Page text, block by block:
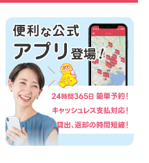
2026年08月08日
定!!夏季特別キャンペーン
川県 横浜弥生台店
100円レンタカー 横浜弥生台
2026年08月08日
お盆休みご連絡 愛知県
100円レンタカー 三河安城
2026年08月08日
放題プラン ☆ 埼玉県 杉